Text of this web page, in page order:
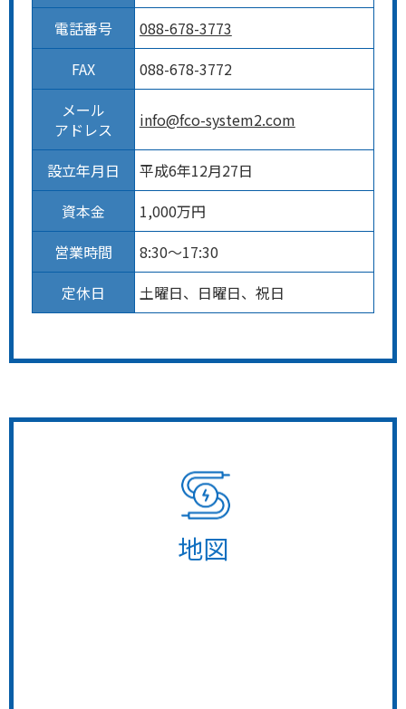
電話番号
088-678-3773
FAX
088-678-3772
メール
アドレス
info@fco-system2.com
設立年月日
平成6年12月27日
資本金
1,000万円
営業時間
8:30～17:30
定休日
土曜日、日曜日、祝日
地図